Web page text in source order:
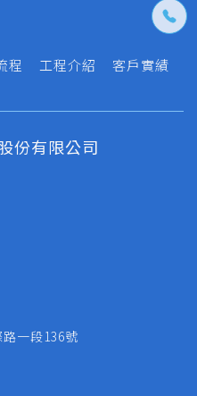
程 工程介紹
客戶實績
份有限公司
一段136號